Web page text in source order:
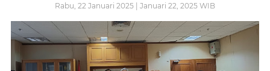
Rabu, 22 Januari 2025 | Januari 22, 2025 WIB